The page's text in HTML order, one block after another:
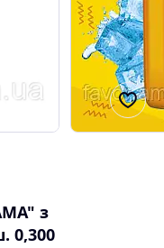
з
0,300